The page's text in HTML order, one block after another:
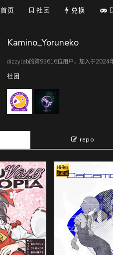
首页 社团 兑换
Kamino_Yoruneko
dizzylab的第93616位用户，加入于2024
社团
repo